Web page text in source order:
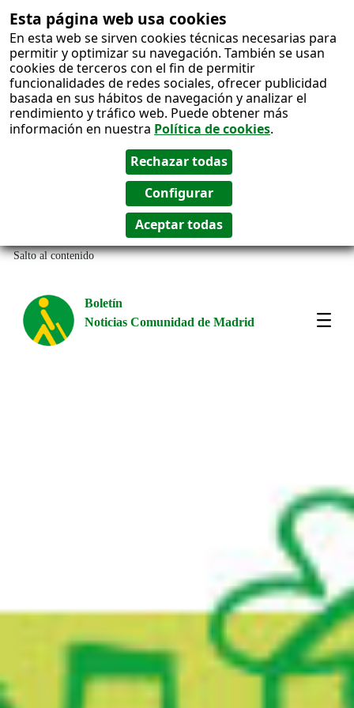
Esta página web usa cookies
En esta web se sirven cookies técnicas necesarias para
permitir y optimizar su navegación. También se usan
cookies de terceros con el fin de permitir
funcionalidades de redes sociales, ofrecer publicidad
basada en sus hábitos de navegación y analizar el
rendimiento y tráfico web. Puede obtener más
información en nuestra Política de cookies.
Salto al contenido
Boletín
Noticias Comunidad de Madrid